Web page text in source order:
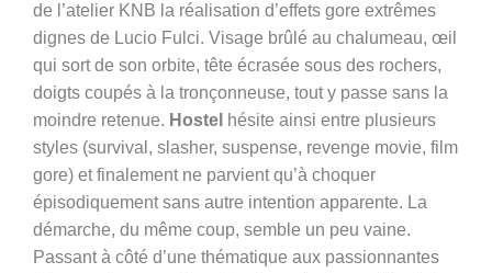
de l’atelier KNB la réalisation d’effets gore extrêmes
dignes de Lucio Fulci. Visage brûlé au chalumeau, œil
qui sort de son orbite, tête écrasée sous des rochers,
doigts coupés à la tronçonneuse, tout y passe sans la
moindre retenue. Hostel hésite ainsi entre plusieurs
styles (survival, slasher, suspense, revenge movie, film
gore) et finalement ne parvient qu’à choquer
épisodiquement sans autre intention apparente. La
démarche, du même coup, semble un peu vaine.
Passant à côté d’une thématique aux passionnantes